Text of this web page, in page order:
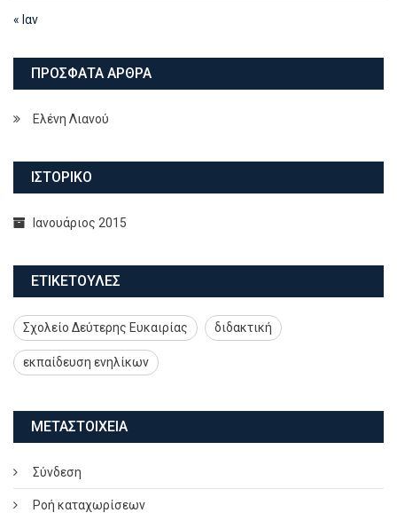
« Ιαν
ΠΡΌΣΦΑΤΑ ΆΡΘΡΑ
Ελένη Λιανού
ΙΣΤΟΡΙΚΌ
Ιανουάριος 2015
ΕΤΙΚΕΤΟΎΛΕΣ
Σχολείο Δεύτερης Ευκαιρίας διδακτική
εκπαίδευση ενηλίκων
ΜΕΤΑΣΤΟΙΧΕΊΑ
Σύνδεση
Ροή καταχωρίσεων